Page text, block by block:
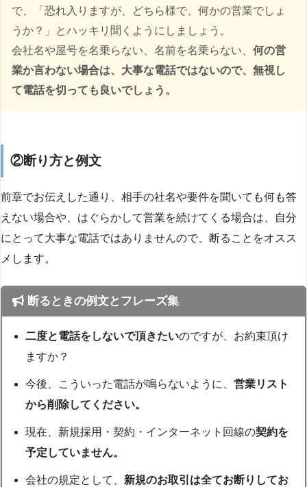
で、「恐れ入りますが、どちら様で、何かの営業でしょ
うか？」とハッキリ聞くようにしましょう。
会社名や屋号を名乗らない、名前を名乗らない、 何の営
業か言わない場合は、大事な電話ではないので、無視し
て電話を切っても良いでしょう。
②断り方と例文
前章でお伝えした通り、相手の社名や要件を聞いても何も答
えない場合や、はぐらかして営業を続けてくる場合は、自分
にとって大事な電話ではありませんので、断ることをオスス
メします。
断るときの例文とフレーズ集
二度と電話をしないで頂きたいのですが、お約束頂け
ますか？
今後、こういった電話が鳴らないように、営業リスト
から削除してください。
現在、新規採用・契約・インターネット回線の契約を
予定していません。
会社の規定として、 新規のお取引は全てお断りしてお